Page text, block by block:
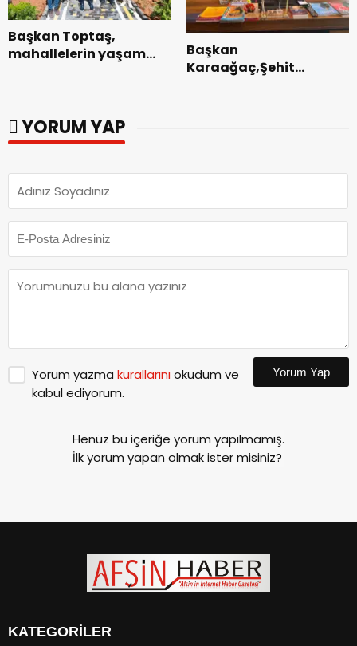
Başkan Toptaş,
mahallelerin yaşam
Başkan
Karaağaç,Şehit
YORUM YAP
Yorum yazma kurallarınıokudum ve
kabul ediyorum.
Yorum Yap
Henüz bu içeriğe yorum yapılmamış.
İlk yorum yapan olmak ister misiniz?
KATEGORİLER